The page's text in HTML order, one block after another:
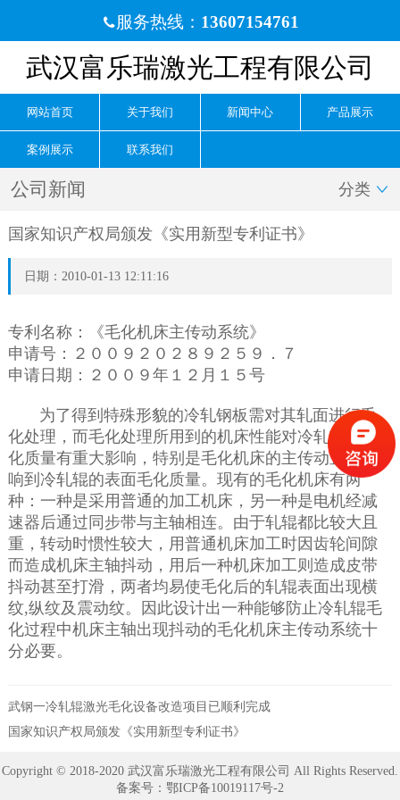
服务热线： 13607154761
武汉富乐瑞激光工程有限公司
网站首页 关于我们 新闻中心 产品展示
案例展示 联系我们
公司新闻 分类 
国家知识产权局颁发《实用新型专利证书》
日期：2010-01-13 12:11:16
专利名称：《毛化机床主传动系统》
申请号：２００９２０２８９２５９．７
申请日期：２００９年１２月１５号
为了得到特殊形貌的冷轧钢板需对其轧面进行毛
化处理，而毛化处理所用到的机床性能对冷轧辊的毛
化质量有重大影响，特别是毛化机床的主传动直接影
响到冷轧辊的表面毛化质量。现有的毛化机床有两
种：一种是采用普通的加工机床，另一种是电机经减
速器后通过同步带与主轴相连。由于轧辊都比较大且
重，转动时惯性较大，用普通机床加工时因齿轮间隙
而造成机床主轴抖动，用后一种机床加工则造成皮带
抖动甚至打滑，两者均易使毛化后的轧辊表面出现横
纹,纵纹及震动纹。因此设计出一种能够防止冷轧辊毛
化过程中机床主轴出现抖动的毛化机床主传动系统十
分必要。
武钢一冷轧辊激光毛化设备改造项目已顺利完成
国家知识产权局颁发《实用新型专利证书》
Copyright © 2018-2020 武汉富乐瑞激光工程有限公司 All Rights Reserved.
备案号： 鄂ICP备10019117号-2